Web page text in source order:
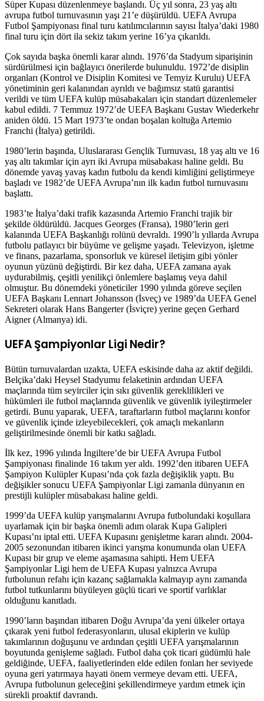
Süper Kupası düzenlenmeye başlandı. Üç yıl sonra, 23 yaş altı
avrupa futbol turnuvasının yaşı 21’e düşürüldü. UEFA Avrupa
Futbol Şampiyonası final turu katılımcılarının sayısı İtalya’daki 1980
final turu için dört ila sekiz takım yerine 16’ya çıkarıldı.
Çok sayıda başka önemli karar alındı. 1976’da Stadyum siparişinin
sürdürülmesi için bağlayıcı önerilerde bulunuldu. 1972’de disiplin
organları (Kontrol ve Disiplin Komitesi ve Temyiz Kurulu) UEFA
yönetiminin geri kalanından ayrıldı ve bağımsız statü garantisi
verildi ve tüm UEFA kulüp müsabakaları için standart düzenlemeler
kabul edildi. 7 Temmuz 1972’de UEFA Başkanı Gustav Wiederkehr
aniden öldü. 15 Mart 1973’te ondan boşalan koltuğa Artemio
Franchi (İtalya) getirildi.
1980’lerin başında, Uluslararası Gençlik Turnuvası, 18 yaş altı ve 16
yaş altı takımlar için ayrı iki Avrupa müsabakası haline geldi. Bu
dönemde yavaş yavaş kadın futbolu da kendi kimliğini geliştirmeye
başladı ve 1982’de UEFA Avrupa’nın ilk kadın futbol turnuvasını
başlattı.
1983’te İtalya’daki trafik kazasında Artemio Franchi trajik bir
şekilde öldürüldü. Jacques Georges (Fransa), 1980’lerin geri
kalanında UEFA Başkanlığı rolünü devraldı. 1990’lı yıllarda Avrupa
futbolu patlayıcı bir büyüme ve gelişme yaşadı. Televizyon, işletme
ve finans, pazarlama, sponsorluk ve küresel iletişim gibi yönler
oyunun yüzünü değiştirdi. Bir kez daha, UEFA zamana ayak
uydurabilmiş, çeşitli yenilikçi önlemlere başlamış veya dahil
olmuştur. Bu dönemdeki yöneticiler 1990 yılında göreve seçilen
UEFA Başkanı Lennart Johansson (İsveç) ve 1989’da UEFA Genel
Sekreteri olarak Hans Bangerter (İsviçre) yerine geçen Gerhard
Aigner (Almanya) idi.
UEFA Şampiyonlar Ligi Nedir?
Bütün turnuvalardan uzakta, UEFA eskisinde daha az aktif değildi.
Belçika’daki Heysel Stadyumu felaketinin ardından UEFA
maçlarında tüm seyirciler için sıkı güvenlik gereklilikleri ve
hükümleri ile futbol maçlarında güvenlik ve güvenlik iyileştirmeler
getirdi. Bunu yaparak, UEFA, taraftarların futbol maçlarını konfor
ve güvenlik içinde izleyebilecekleri, çok amaçlı mekanların
geliştirilmesinde önemli bir katkı sağladı.
İlk kez, 1996 yılında İngiltere’de bir UEFA Avrupa Futbol
Şampiyonası finalinde 16 takım yer aldı. 1992’den itibaren UEFA
Şampiyon Kulüpler Kupası’nda çok fazla değişiklik yaptı. Bu
değişikler sonucu UEFA Şampiyonlar Ligi zamanla dünyanın en
prestijli kulüpler müsabakası haline geldi.
1999’da UEFA kulüp yarışmalarını Avrupa futbolundaki koşullara
uyarlamak için bir başka önemli adım olarak Kupa Galipleri
Kupası’nı iptal etti. UEFA Kupasını genişletme kararı alındı. 2004-
2005 sezonundan itibaren ikinci yarışma konumunda olan UEFA
Kupası bir grup ve eleme aşamasına sahipti. Hem UEFA
Şampiyonlar Ligi hem de UEFA Kupası yalnızca Avrupa
futbolunun refahı için kazanç sağlamakla kalmayıp aynı zamanda
futbol tutkunlarını büyüleyen güçlü ticari ve sportif varlıklar
olduğunu kanıtladı.
1990’ların başından itibaren Doğu Avrupa’da yeni ülkeler ortaya
çıkarak yeni futbol federasyonların, ulusal ekiplerin ve kulüp
takımlarının doğuşunu ve ardından çeşitli UEFA yarışmalarının
boyutunda genişleme sağladı. Futbol daha çok ticari güdümlü hale
geldiğinde, UEFA, faaliyetlerinden elde edilen fonları her seviyede
oyuna geri yatırmaya hayati önem vermeye devam etti. UEFA,
Avrupa futbolunun geleceğini şekillendirmeye yardım etmek için
sürekli proaktif davrandı.